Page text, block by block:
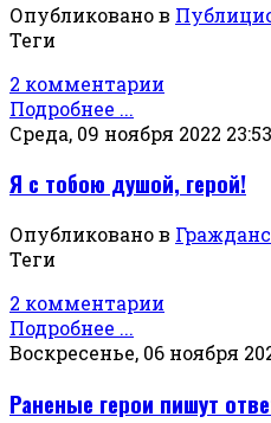
Опубликовано в
Теги
2 комментарии
Подробнее ...
Среда, 09 ноября 2022 23:53
Я с тобою душой, герой!
Опубликовано в
Теги
2 комментарии
Подробнее ...
Воскресенье, 06 ноября
Раненые герои пишут